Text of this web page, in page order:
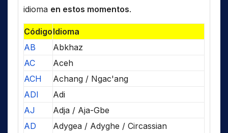
idioma en estos momentos.
CódigoIdioma
AB
Abkhaz
AC
Aceh
ACH
Achang / Ngac'ang
ADI
Adi
AJ
Adja / Aja-Gbe
AD
Adygea / Adyghe / Circassian